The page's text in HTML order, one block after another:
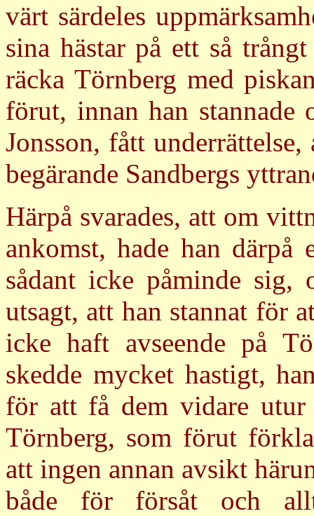
värt särdeles
sina hästar på ett så
räcka Törnberg med
förut, innan han stannade
Jonsson, fått
begärande Sandbergs
Härpå svarades, att om
ankomst, hade han
sådant icke påminde sig,
utsagt, att han stannat för
icke haft avseende på
skedde mycket hastigt,
för att få dem vidare utur
Törnberg, som förut
att ingen annan avsikt
både för försåt och